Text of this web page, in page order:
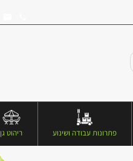
פתרונות עבודה ושינוע ריהוט גן